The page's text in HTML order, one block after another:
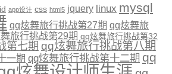
app设计 css html5 jquery linux mysql
qq炫舞旅行挑战第27期 qq炫舞旅
旅行挑战第29期 qq炫舞旅行挑战第32
第七期 qq炫舞旅行挑战第八期
一期 qq炫舞旅行挑战第十二期 qq